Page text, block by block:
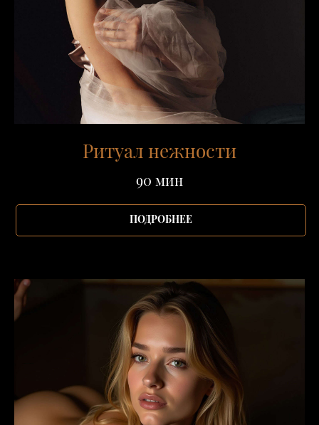
Ритуал нежности
90 мин
ПОДРОБНЕЕ